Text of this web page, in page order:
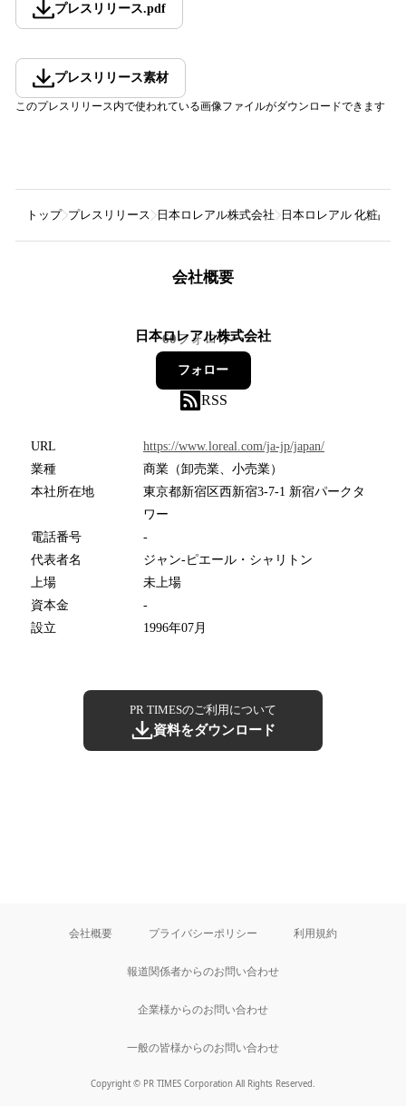
プレスリリース.pdf
プレスリリース素材
このプレスリリース内で使われている画像ファイルがダウンロードできます
トップ プレスリリース 日本ロレアル株式会社 日本ロレアル 化粧品
会社概要
日本ロレアル株式会社
60フォロワー
フォロー
RSS
URL
https://www.loreal.com/ja-jp/japan/
業種
商業（卸売業、小売業）
本社所在地
東京都新宿区西新宿3-7-1 新宿パークタ
ワー
電話番号
-
代表者名
ジャン-ピエール・シャリトン
上場
未上場
資本金
-
設立
1996年07月
PR TIMESのご利用について
資料をダウンロード
会社概要 プライバシーポリシー 利用規約
報道関係者からのお問い合わせ
企業様からのお問い合わせ
一般の皆様からのお問い合わせ
Copyright © PR TIMES Corporation All Rights Reserved.